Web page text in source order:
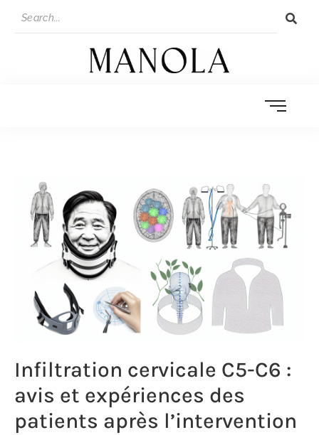
Infiltration cervicale C5-C6 :
avis et expériences des
patients après l’intervention